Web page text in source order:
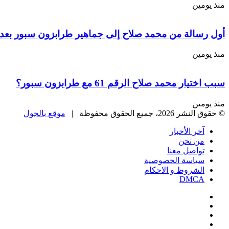
منذ يومين
أول رسالة من محمد صلاح إلى جماهير طرابزون سبور بعد
منذ يومين
سبب اختيار محمد صلاح الرقم 61 مع طرابزون سبور؟
منذ يومين
© حقوق النشر 2026، جميع الحقوق محفوظة |
موقع بالجول
آخر الأخبار
من نحن
تواصل معنا
سياسة الخصوصية
الشروط و الاحكام
DMCA